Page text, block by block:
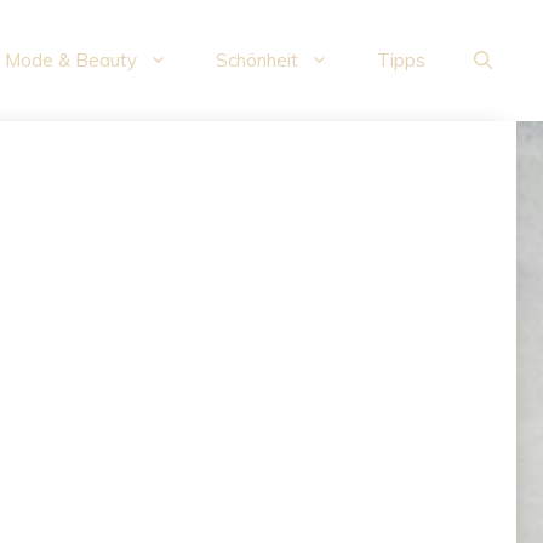
Mode & Beauty Schönheit Tipps